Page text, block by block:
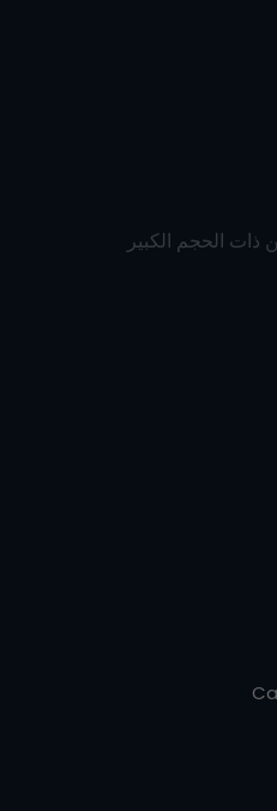
الحجم الكبير